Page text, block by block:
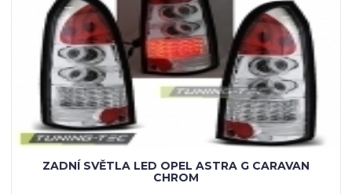
ZADNÍ SVĚTLA LED OPEL ASTRA G CARAVAN
CHROM